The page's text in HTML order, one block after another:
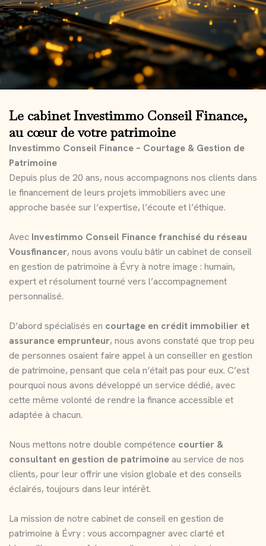
Le cabinet Investimmo Conseil Finance,
au cœur de votre patrimoine
Investimmo Conseil Finance – Courtage & Gestion de
Patrimoine
Depuis plus de 20 ans, nous accompagnons nos clients dans
le financement de leurs projets immobiliers avec une
approche basée sur l’expertise, l’écoute et l’éthique.
Avec Investimmo Conseil Finance franchisé du réseau
Vousfinancer, nous avons voulu bâtir un cabinet de conseil
en gestion de patrimoine à Évry à notre image : humain,
expert et résolument tourné vers l’accompagnement
personnalisé.
D’abord spécialisés en courtage en crédit immobilier et
assurance emprunteur, nous avons constaté que trop peu
de personnes osaient faire appel à un conseiller en gestion
de patrimoine, pensant que cela n’était pas pour eux. C’est
pourquoi nous avons développé un service dédié, avec
cette même volonté de rendre la finance accessible et
adaptée à chacun.
Nous mettons notre double compétence courtier &
consultant en gestion de patrimoineau service de nos
clients, pour leur offrir une vision globale et des conseils
éclairés, toujours dans leur intérêt.
La mission de notre cabinet de conseil en gestion de
patrimoine à Évry : vous accompagner avec clarté et